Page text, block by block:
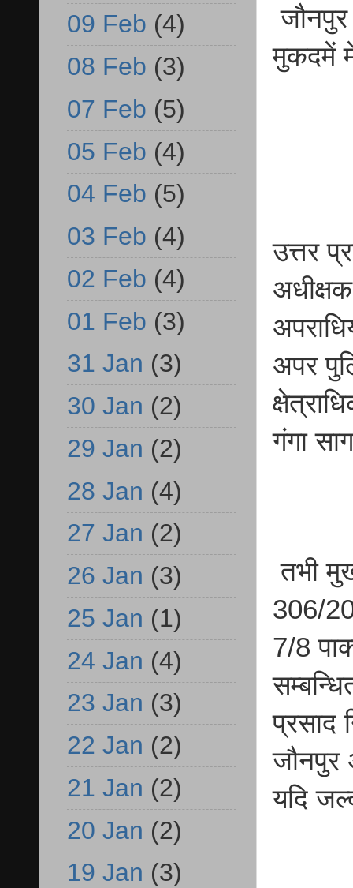
जौनपुर
मुकदमें में
उत्तर
अपर
गंगा
तभी
306/
7/8
प्रसाद
जौनपुर
यदि
09 Feb (4)
08 Feb (3)
07 Feb (5)
05 Feb (4)
04 Feb (5)
03 Feb (4)
02 Feb (4)
01 Feb (3)
31 Jan (3)
30 Jan (2)
29 Jan (2)
28 Jan (4)
27 Jan (2)
26 Jan (3)
25 Jan (1)
24 Jan (4)
23 Jan (3)
22 Jan (2)
21 Jan (2)
20 Jan (2)
19 Jan (3)